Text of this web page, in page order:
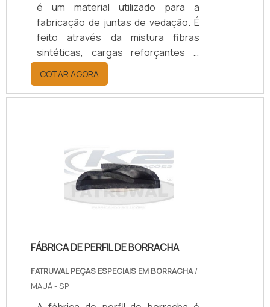
é um material utilizado para a
fabricação de juntas de vedação. É
feito através da mistura fibras
sintéticas, cargas reforçantes e
outros elementos que suportam
altas temperaturas, até formar uma
massa viscosa.Conhecendo mais
de uma folha com os aspectos
físicos e dimensões desejadas. Para
resultar no papelão hidráulico, de
acordo com características
COTAR AGORA
FÁBRICA DE PERFIL DE BORRACHA
FATRUWAL PEÇAS ESPECIAIS EM BORRACHA/
MAUÁ - SP